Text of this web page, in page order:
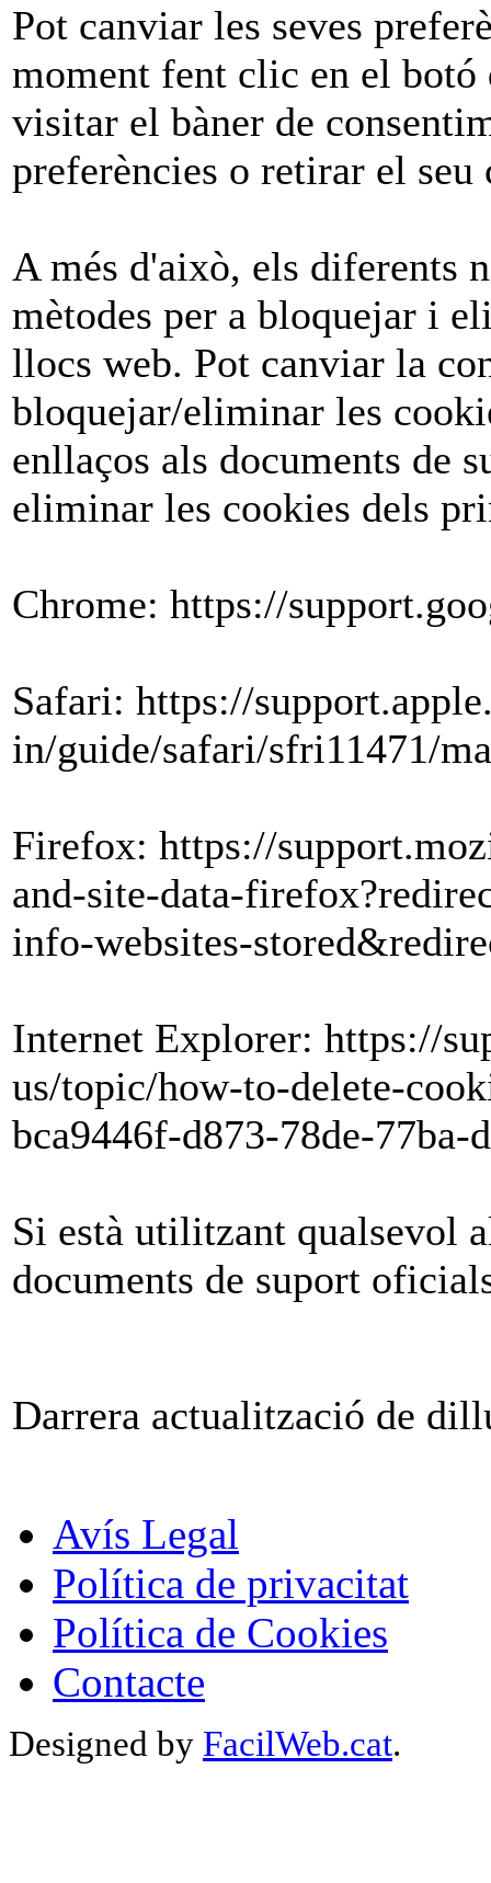
Pot canviar les seves
moment fent clic en el
visitar el bàner de
preferències o retirar el
A més d'això, els diferents
mètodes per a bloquejar i
llocs web. Pot canviar la
bloquejar/eliminar les
enllaços als documents de
eliminar les cookies dels
Chrome: https://
Safari: https://
in/guide/safari/sfri11471/
Firefox: https://
and-site-data-
info-websites-
Internet Explorer: https://
us/topic/how-to-delete-
bca9446f-d873-78de-77ba-
Si està utilitzant qualsevol
documents de suport
Darrera actualització de
Avís Legal
Política de privacitat
Política de Cookies
Contacte
Designed by FacilWeb.cat.